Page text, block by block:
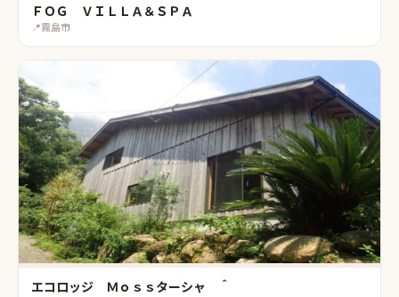
ＦＯＧ ＶＩＬＬＡ＆ＳＰＡ
📍霧島市
エコロッジ Ｍｏｓｓターシャ ＾